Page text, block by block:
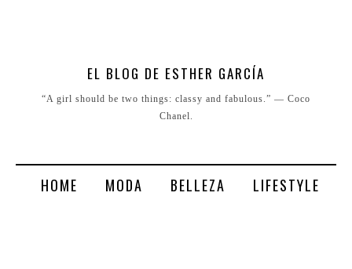
EL BLOG DE ESTHER GARCÍA
“A girl should be two things: classy and fabulous.” ― Coco
Chanel.
HOME MODA BELLEZA LIFESTYLE